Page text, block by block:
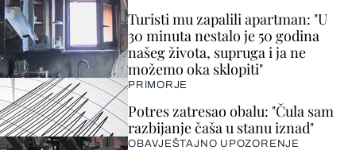
Turisti mu zapalili apartman: "U
30 minuta nestalo je 50 godina
našeg života, supruga i ja ne
možemo oka sklopiti"
PRIMORJE
Potres zatresao obalu: "Čula sam
razbijanje čaša u stanu iznad"
OBAVJEŠTAJNO UPOZORENJE